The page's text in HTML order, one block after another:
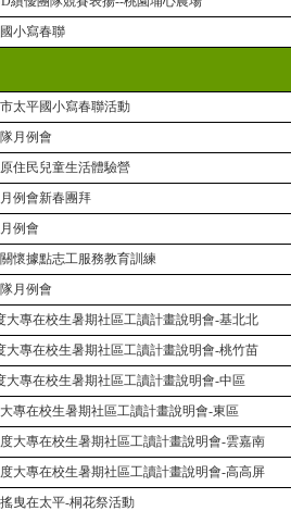
小寫春聯
太平國小寫春聯活動
月例會
住民兒童生活體驗營
例會新春團拜
例會
懷據點志工服務教育訓練
月例會
大專在校生暑期社區工讀計畫說明會-基北北
大專在校生暑期社區工讀計畫說明會-桃竹苗
大專在校生暑期社區工讀計畫說明會-中區
專在校生暑期社區工讀計畫說明會-東區
大專在校生暑期社區工讀計畫說明會-雲嘉南
大專在校生暑期社區工讀計畫說明會-高高屏
曳在太平-桐花祭活動